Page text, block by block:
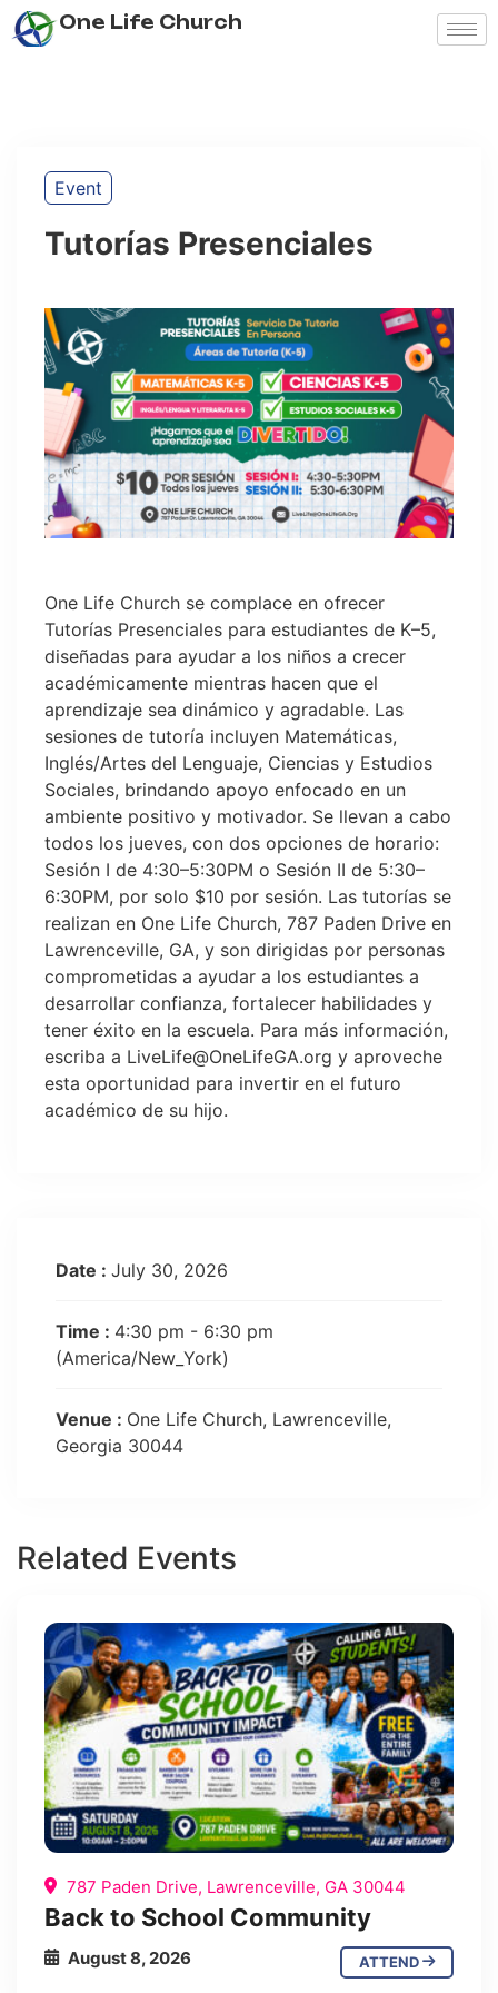
One Life Church
Event
Tutorías Presenciales
One Life Church se complace en ofrecer
Tutorías Presenciales para estudiantes de K–5,
diseñadas para ayudar a los niños a crecer
académicamente mientras hacen que el
aprendizaje sea dinámico y agradable. Las
sesiones de tutoría incluyen Matemáticas,
Inglés/Artes del Lenguaje, Ciencias y Estudios
Sociales, brindando apoyo enfocado en un
ambiente positivo y motivador. Se llevan a cabo
todos los jueves, con dos opciones de horario:
Sesión I de 4:30–5:30PM o Sesión II de 5:30–
6:30PM, por solo $10 por sesión. Las tutorías se
realizan en One Life Church, 787 Paden Drive en
Lawrenceville, GA, y son dirigidas por personas
comprometidas a ayudar a los estudiantes a
desarrollar confianza, fortalecer habilidades y
tener éxito en la escuela. Para más información,
escriba a LiveLife@OneLifeGA.org y aproveche
esta oportunidad para invertir en el futuro
académico de su hijo.
Date : July 30, 2026
Time : 4:30 pm - 6:30 pm
(America/New_York)
Venue : One Life Church, Lawrenceville,
Georgia 30044
Related Events
787 Paden Drive, Lawrenceville, GA 30044
Back to School Community
August 8, 2026 ATTEND